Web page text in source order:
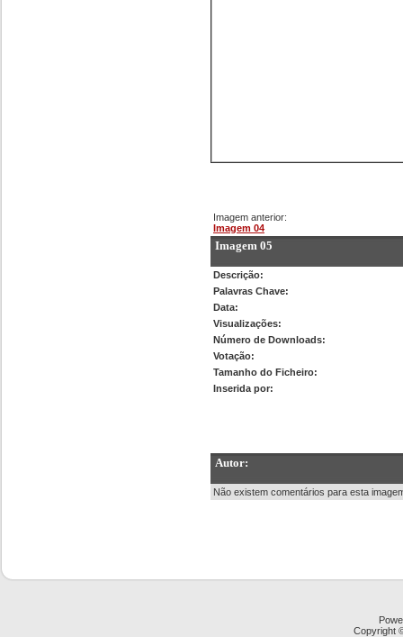
Imagem anterior:
Imagem 04
Imagem 05
Descrição:
Palavras Chave:
Data:
Visualizações:
Número de Downloads:
Votação:
Tamanho do Ficheiro:
Inserida por:
Autor:
Não existem comentários para esta
Copyright